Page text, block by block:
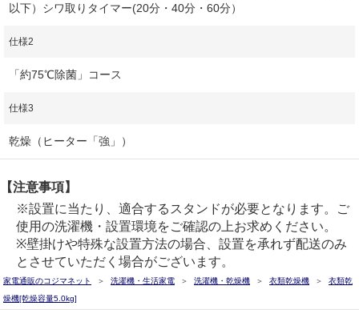
以下）シワ取りタイマー(20分・40分・60分）
仕様2
「約75℃除菌」コース
仕様3
乾燥（ヒーター「強」）
【注意事項】
※設置に当たり、適合するスタンドが必要となります。ご
使用の洗濯機・設置環境をご確認の上お求めください。
※壁掛けや特殊な設置方法の場合、設置を承れず配送のみ
とさせていただく場合がございます。
家電通販のコジマネット 洗濯機・生活家電 洗濯機・乾燥機 衣類乾燥機
衣類乾
燥機[乾燥容量5.0kg]